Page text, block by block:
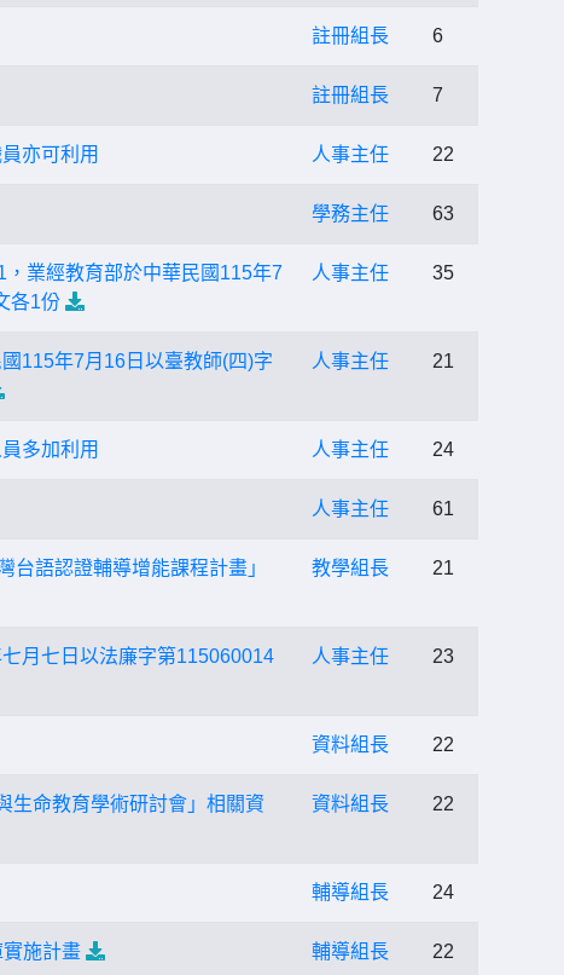
註冊組長 6
註冊組長 7
亦可利用 人事主任 22
學務主任 63
業經教育部於中華民國115年7
各1份
人事主任 35
115年7月16日以臺教師(四)字
人事主任 21
多加利用 人事主任 24
人事主任 61
語認證輔導增能課程計畫」 教學組長 21
月七日以法廉字第115060014
人事主任 23
資料組長 22
生命教育學術研討會」相關資
資料組長 22
輔導組長 24
施計畫 輔導組長 22